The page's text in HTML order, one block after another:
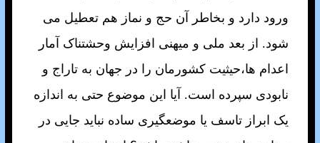
ورود دارد و بخاطر آن حج و نماز هم تعطيل می
شود. از بعد ملی و ميهنی افزايش وحشتناک آمار
اعدام ها،حيثيت کشورمان را در جهان به تاراج و
نابودی سپرده است. آيا اين موضوع حتی به اندازه
يک ابراز تاسف يا موضعگيری ساده نبايد جايی در